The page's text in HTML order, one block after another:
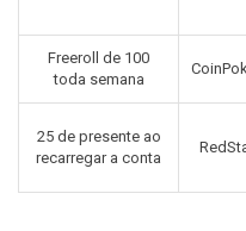
Freeroll de 100
toda semana
25 de presente ao
recarregar a conta